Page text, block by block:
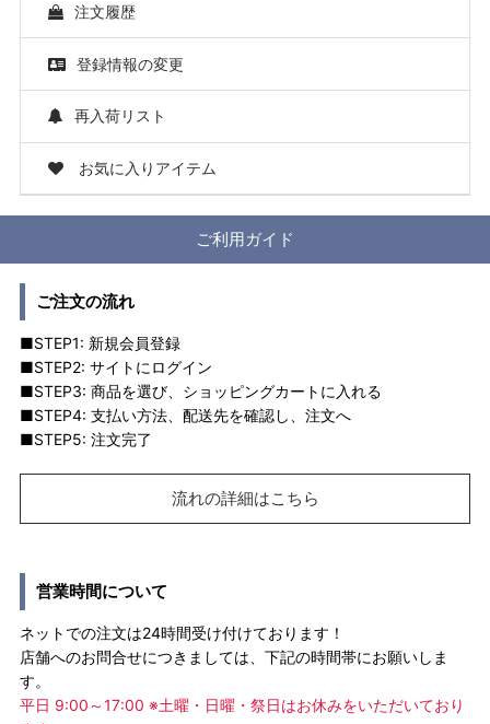
注文履歴
登録情報の変更
再入荷リスト
お気に入りアイテム
ご利用ガイド
ご注文の流れ
■STEP1: 新規会員登録
■STEP2: サイトにログイン
■STEP3: 商品を選び、ショッピングカートに入れる
■STEP4: 支払い方法、配送先を確認し、注文へ
■STEP5: 注文完了
流れの詳細はこちら
営業時間について
ネットでの注文は24時間受け付けております！
店舗へのお問合せにつきましては、下記の時間帯にお願いしま
す。
平日 9:00～17:00 ※土曜・日曜・祭日はお休みをいただいており